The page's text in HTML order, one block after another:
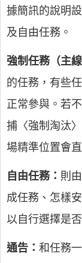
據簡訊的說明
及自由任務。
強制任務（主
的任務，有些
正常參與。若
捕〈強制淘汰
場精準位置會
自由任務： 則
成任務、怎樣
以自行選擇是
通告： 和任務